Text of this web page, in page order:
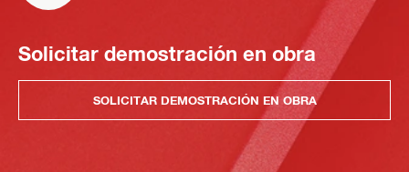
Solicitar demostración en obra
SOLICITAR DEMOSTRACIÓN EN OBRA